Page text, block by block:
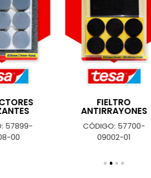
57899-
00
FIELTRO
ANTIRRAYONES
CÓDIGO: 57700-
09002-01